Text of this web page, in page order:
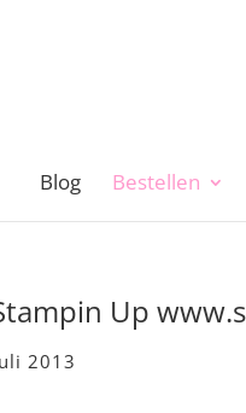
Blog Bestellen
Up
2013